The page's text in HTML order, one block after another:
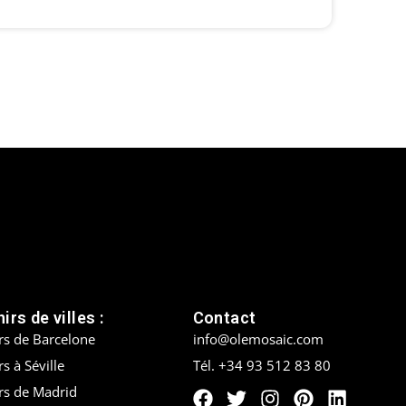
de villes :
de Barcelone
à Séville
de Madrid
Contact
info@olemosaic.com
Tél. +34 93 512 83 80